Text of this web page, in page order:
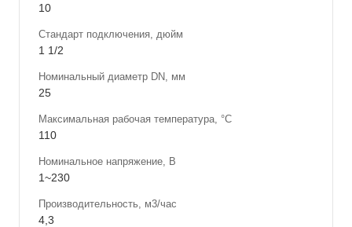
10
Стандарт подключения, дюйм
1 1/2
Номинальный диаметр DN, мм
25
Максимальная рабочая температура, °С
110
Номинальное напряжение, В
1~230
Производительность, м3/час
4,3